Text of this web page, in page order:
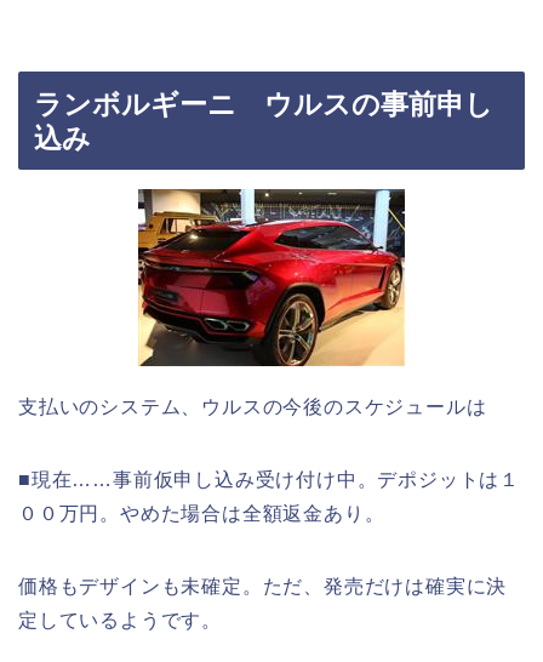
ランボルギーニ ウルスの事前申し
込み
支払いのシステム、ウルスの今後のスケジュールは
■現在……事前仮申し込み受け付け中。デポジットは１
００万円。やめた場合は全額返金あり。
価格もデザインも未確定。ただ、発売だけは確実に決
定しているようです。